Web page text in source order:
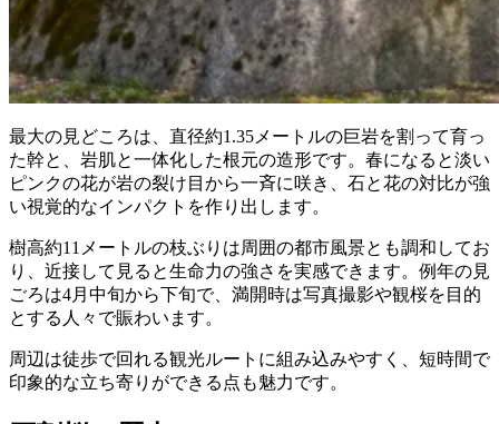
最大の見どころは、直径約1.35メートルの巨岩を割って育っ
た幹と、岩肌と一体化した根元の造形です。春になると淡い
ピンクの花が岩の裂け目から一斉に咲き、石と花の対比が強
い視覚的なインパクトを作り出します。
樹高約11メートルの枝ぶりは周囲の都市風景とも調和してお
り、近接して見ると生命力の強さを実感できます。例年の見
ごろは4月中旬から下旬で、満開時は写真撮影や観桜を目的
とする人々で賑わいます。
周辺は徒歩で回れる観光ルートに組み込みやすく、短時間で
印象的な立ち寄りができる点も魅力です。